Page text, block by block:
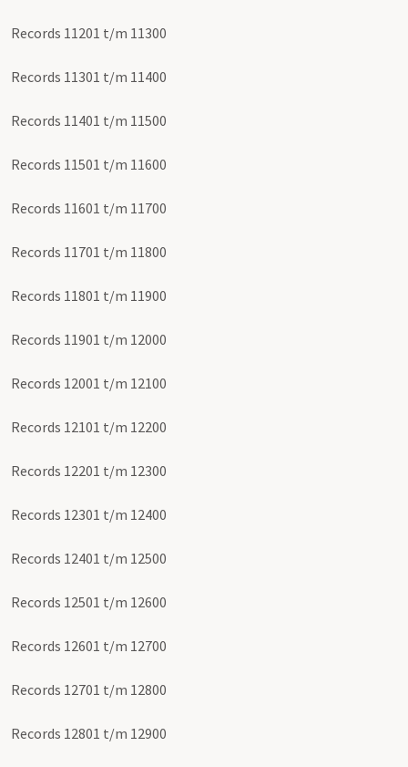
Records 11201 t/m 11300
Records 11301 t/m 11400
Records 11401 t/m 11500
Records 11501 t/m 11600
Records 11601 t/m 11700
Records 11701 t/m 11800
Records 11801 t/m 11900
Records 11901 t/m 12000
Records 12001 t/m 12100
Records 12101 t/m 12200
Records 12201 t/m 12300
Records 12301 t/m 12400
Records 12401 t/m 12500
Records 12501 t/m 12600
Records 12601 t/m 12700
Records 12701 t/m 12800
Records 12801 t/m 12900